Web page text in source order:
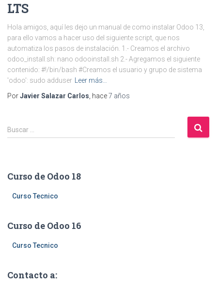
LTS
Hola amigos, aquí les dejo un manual de como instalar Odoo 13,
para ello vamos a hacer uso del siguiente script, que nos
automatiza los pasos de instalación. 1.- Creamos el archivo
odoo_install.sh: nano odooinstall.sh 2.- Agregamos el siguiente
contenido: #!/bin/bash #Creamos el usuario y grupo de sistema
'odoo': sudo adduser
Leer más…
PorJavier Salazar Carlos , hace7 años
B
u
r
Buscar …
Curso de Odoo 18
Curso Tecnico
Curso de Odoo 16
Curso Tecnico
Contacto a: